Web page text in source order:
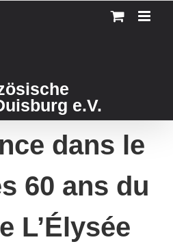
e.V.
dans le
60 ans du
L’Élysée